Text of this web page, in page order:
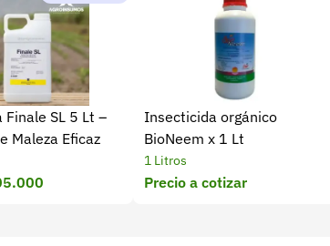
Finale SL 5 Lt –
Maleza Eficaz
Insecticida orgánico
BioNeem x 1 Lt
1 Litros
Precio a cotizar